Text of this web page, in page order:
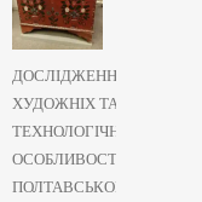
ДОСЛІДЖЕННЯ
ХУДОЖНІХ ТА
ТЕХНОЛОГІЧНИХ
ОСОБЛИВОСТЕЙ
ПОЛТАВСЬКОГО